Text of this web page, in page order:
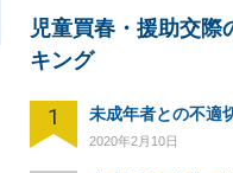
児童買春・援助交際
キング
1
2020年2月10日